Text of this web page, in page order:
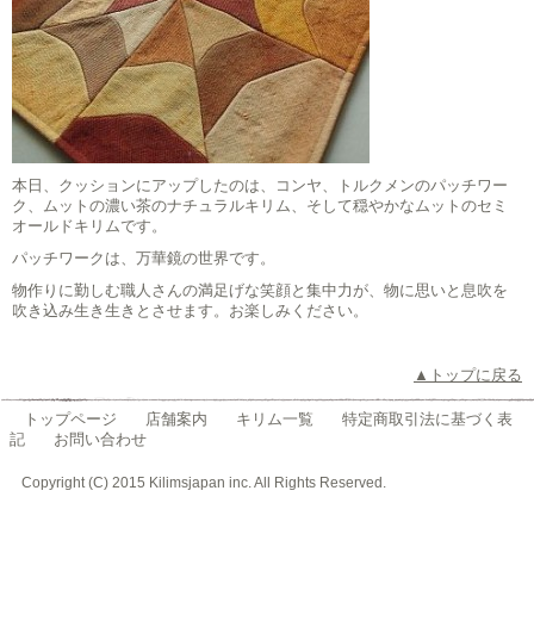
本日、クッションにアップしたのは、コンヤ、トルクメンのパッチワー
ク、ムットの濃い茶のナチュラルキリム、そして穏やかなムットのセミ
オールドキリムです。
パッチワークは、万華鏡の世界です。
物作りに勤しむ職人さんの満足げな笑顔と集中力が、物に思いと息吹を
吹き込み生き生きとさせます。お楽しみください。
▲トップに戻る
トップページ 店舗案内 キリム一覧
特定商取引法に基づく表
記
お問い合わせ
Copyright (C) 2015 Kilimsjapan inc. All Rights Reserved.